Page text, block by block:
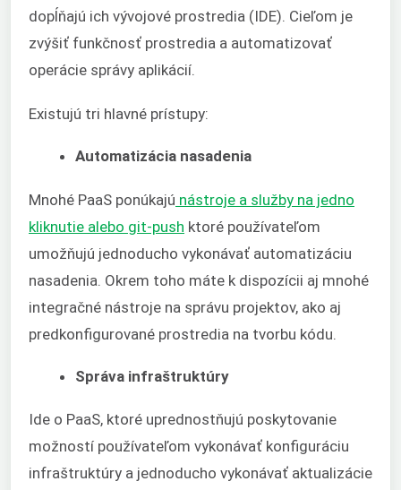
dopĺňajú ich vývojové prostredia (IDE). Cieľom je
zvýšiť funkčnosť prostredia a automatizovať
operácie správy aplikácií.
Existujú tri hlavné prístupy:
Automatizácia nasadenia
Mnohé PaaS ponúkajú nástroje a služby na jedno
kliknutie alebo git-push ktoré používateľom
umožňujú jednoducho vykonávať automatizáciu
nasadenia. Okrem toho máte k dispozícii aj mnohé
integračné nástroje na správu projektov, ako aj
predkonfigurované prostredia na tvorbu kódu.
Správa infraštruktúry
Ide o PaaS, ktoré uprednostňujú poskytovanie
možností používateľom vykonávať konfiguráciu
infraštruktúry a jednoducho vykonávať aktualizácie